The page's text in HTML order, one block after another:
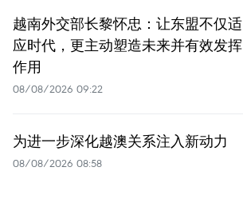
越南外交部长黎怀忠：让东盟不仅适
应时代，更主动塑造未来并有效发挥
作用
08/08/2026 09:22
为进一步深化越澳关系注入新动力
08/08/2026 08:58